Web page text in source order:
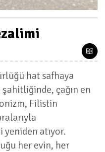
hat safhaya
çağın en
Filistin
atıyor.
her evin, her